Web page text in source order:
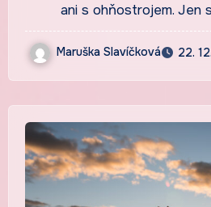
ani s ohňostrojem. Jen
Maruška Slavíčková 22.